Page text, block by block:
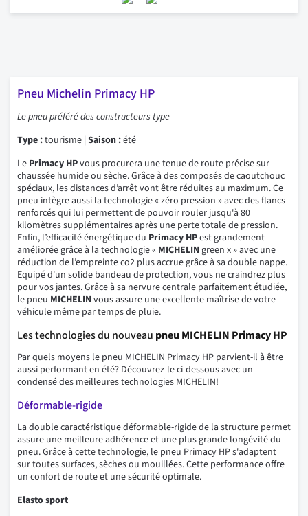
Pneu Michelin Primacy HP
Le pneu préféré des constructeurs type
Type :tourisme | Saison :été
Le Primacy HPvous procurera une tenue de route précise sur
chaussée humide ou sèche. Grâce à des composés de caoutchouc
spéciaux, les distances d’arrêt vont être réduites au maximum. Ce
pneu intègre aussi la technologie « zéro pression » avec des flancs
renforcés qui lui permettent de pouvoir rouler jusqu'à 80
kilomètres supplémentaires après une perte totale de pression.
Enfin, l’efficacité énergétique du Primacy HPest grandement
améliorée grâce à la technologie « MICHELINgreen x » avec une
réduction de l’empreinte co2 plus accrue grâce à sa double nappe.
Equipé d'un solide bandeau de protection, vous ne craindrez plus
pour vos jantes. Grâce à sa nervure centrale parfaitement étudiée,
le pneu MICHELINvous assure une excellente maîtrise de votre
véhicule même par temps de pluie.
Les technologies du nouveau pneu MICHELIN Primacy HP
Par quels moyens le pneu MICHELIN Primacy HP parvient-il à être
aussi performant en été? Découvrez-le ci-dessous avec un
condensé des meilleures technologies MICHELIN!
Déformable-rigide
La double caractéristique déformable-rigide de la structure permet
assure une meilleure adhérence et une plus grande longévité du
pneu. Grâce à cette technologie, le pneu Primacy HP s'adaptent
sur toutes surfaces, sèches ou mouillées. Cette performance offre
un confort de route et une sécurité optimale.
Elasto sport